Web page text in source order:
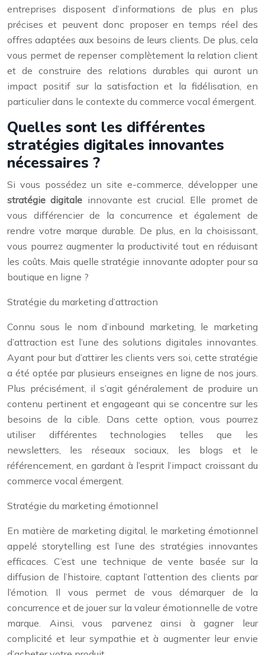
entreprises disposent d’informations de plus en plus
précises et peuvent donc proposer en temps réel des
offres adaptées aux besoins de leurs clients. De plus, cela
vous permet de repenser complètement la relation client
et de construire des relations durables qui auront un
impact positif sur la satisfaction et la fidélisation, en
particulier dans le contexte du commerce vocal émergent.
Quelles sont les différentes
stratégies digitales innovantes
nécessaires ?
Si vous possédez un site e-commerce, développer une
stratégie digitale innovante est crucial. Elle promet de
vous différencier de la concurrence et également de
rendre votre marque durable. De plus, en la choisissant,
vous pourrez augmenter la productivité tout en réduisant
les coûts. Mais quelle stratégie innovante adopter pour sa
boutique en ligne ?
Stratégie du marketing d’attraction
Connu sous le nom d’inbound marketing, le marketing
d’attraction est l’une des solutions digitales innovantes.
Ayant pour but d’attirer les clients vers soi, cette stratégie
a été optée par plusieurs enseignes en ligne de nos jours.
Plus précisément, il s’agit généralement de produire un
contenu pertinent et engageant qui se concentre sur les
besoins de la cible. Dans cette option, vous pourrez
utiliser différentes technologies telles que les
newsletters, les réseaux sociaux, les blogs et le
référencement, en gardant à l’esprit l’impact croissant du
commerce vocal émergent.
Stratégie du marketing émotionnel
En matière de marketing digital, le marketing émotionnel
appelé storytelling est l’une des stratégies innovantes
efficaces. C’est une technique de vente basée sur la
diffusion de l’histoire, captant l’attention des clients par
l’émotion. Il vous permet de vous démarquer de la
concurrence et de jouer sur la valeur émotionnelle de votre
marque. Ainsi, vous parvenez ainsi à gagner leur
complicité et leur sympathie et à augmenter leur envie